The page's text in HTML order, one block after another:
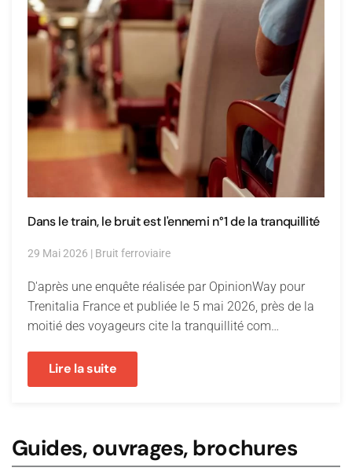
Dans le train, le bruit est l'ennemi n°1 de la tranquillité
29 Mai 2026 | Bruit ferroviaire
D'après une enquête réalisée par OpinionWay pour
Trenitalia France et publiée le 5 mai 2026, près de la
moitié des voyageurs cite la tranquillité com…
Lire la suite
Guides, ouvrages, brochures